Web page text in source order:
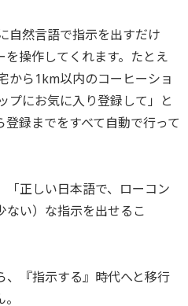
自然言語で指示を出すだけ
操作してくれます。たとえ
から1km以内のコーヒーショ
プにお気に入り登録して」と
録までをすべて自動で行って
正しい日本語で、ローコン
ない）な指示を出せるこ
、『指示する』時代へと移行